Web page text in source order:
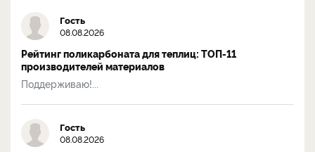
Гость
08.08.2026
Рейтинг поликарбоната для теплиц: ТОП-11
производителей материалов
Поддерживаю!...
Гость
08.08.2026